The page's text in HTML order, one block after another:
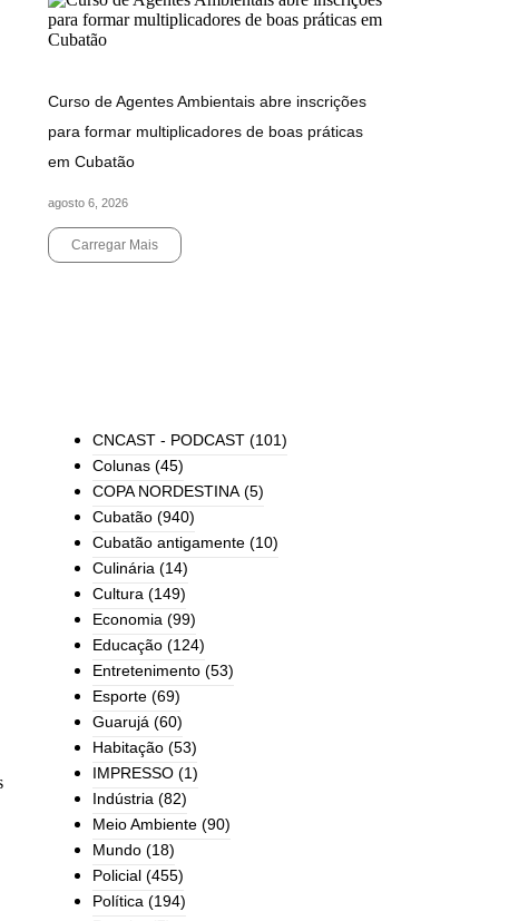
Curso de Agentes Ambientais abre inscrições
para formar multiplicadores de boas práticas
em Cubatão
agosto 6, 2026
Carregar Mais
CNCAST - PODCAST (101)
Colunas (45)
COPA NORDESTINA(5)
Cubatão (940)
Cubatão antigamente (10)
Culinária (14)
Cultura (149)
Economia (99)
Educação (124)
Entretenimento (53)
Esporte (69)
Guarujá (60)
Habitação (53)
IMPRESSO (1)
Indústria (82)
Meio Ambiente (90)
Mundo (18)
Policial (455)
Política (194)